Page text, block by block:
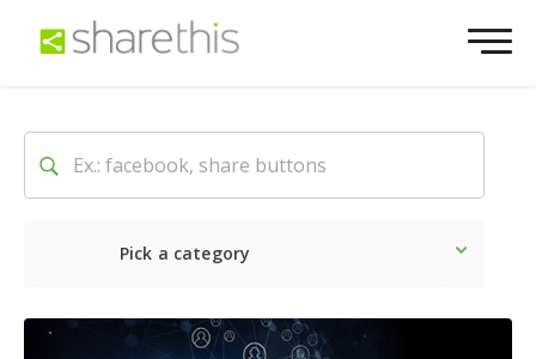
Pick a category
O mais recente Social